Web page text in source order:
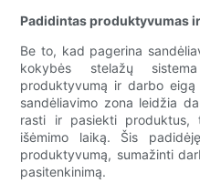
Padidintas produktyvumas
Be to, kad pagerina
kokybės stelažų
produktyvumą ir darbo eigą
sandėliavimo zona leidžia
rasti ir pasiekti produktus,
išėmimo laiką. Šis
produktyvumą, sumažinti
pasitenkinimą.